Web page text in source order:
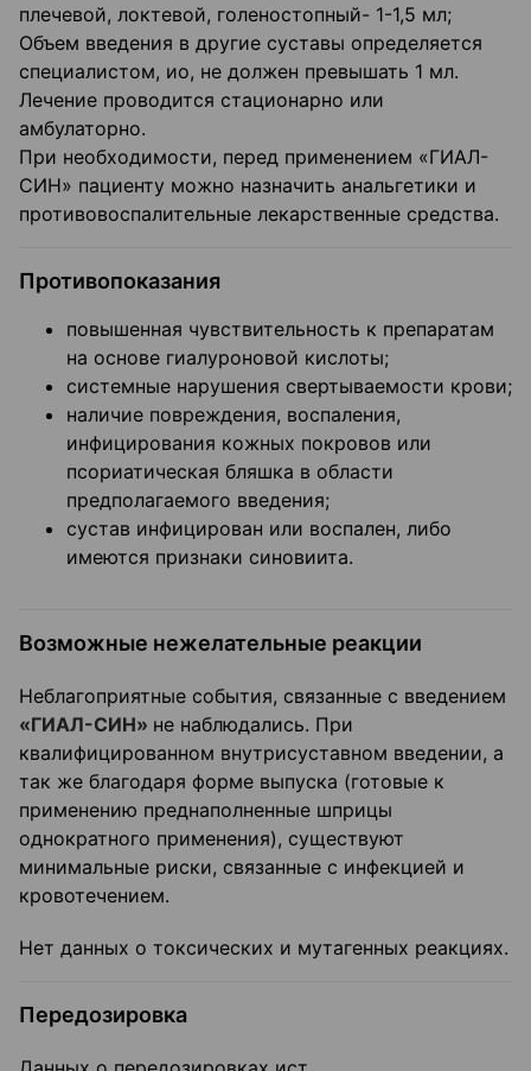
плечевой, локтевой, голеностопный- 1-1,5 мл;
Объем введения в другие суставы определяется
специалистом, ио, не должен превышать 1 мл.
Лечение проводится стационарно или
амбулаторно.
При необходимости, перед применением «ГИАЛ-
СИН» пациенту можно назначить анальгетики и
противовоспалительные лекарственные средства.
Противопоказания
повышенная чувствительность к препаратам
на основе гиалуроновой кислоты;
системные нарушения свертываемости крови;
наличие повреждения, воспаления,
инфицирования кожных покровов или
псориатическая бляшка в области
предполагаемого введения;
сустав инфицирован или воспален, либо
имеются признаки синовиита.
Возможные нежелательные реакции
Неблагоприятные события, связанные с введением
«ГИАЛ-СИН» не наблюдались. При
квалифицированном внутрисуставном введении, а
так же благодаря форме выпуска (готовые к
применению преднаполненные шприцы
однократного применения), существуют
минимальные риски, связанные с инфекцией и
кровотечением.
Нет данных о токсических и мутагенных реакциях.
Передозировка